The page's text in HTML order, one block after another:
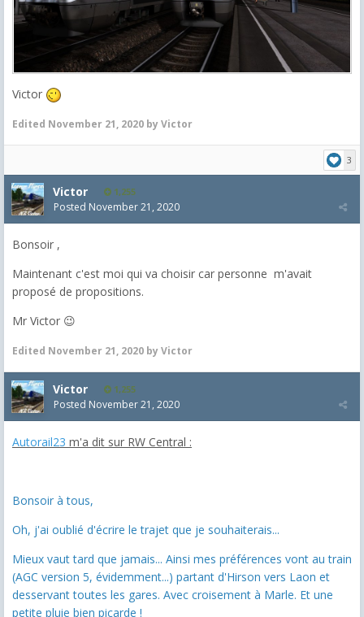
Victor
Edited November 21, 2020 by Victor
3
Victor 1,255
Posted November 21, 2020
Bonsoir ,
Maintenant c'est moi qui va choisir car personne m'avait
proposé de propositions.
Mr Victor 😉
Edited November 21, 2020 by Victor
Victor 1,255
Posted November 21, 2020
Autorail23 m'a dit sur RW Central :
Bonsoir à tous,
Oh, j'ai oublié d'écrire le trajet que je souhaiterais...
Mieux vaut tard que jamais... Ainsi mes préférences vont au train
(AGC version 5, évidemment...) partant d'Hirson vers Laon et
desservant toutes les gares. Avec croisement à Marle. Et une
petite pluie bien picarde !